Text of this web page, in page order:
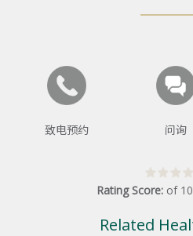
致电预约 问询
Rating Score: of 10
Related